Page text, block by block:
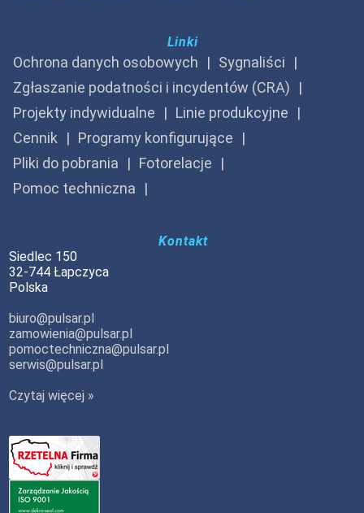
Linki
Ochrona danych osobowych
Sygnaliści
Zgłaszanie podatności i incydentów (CRA)
Projekty indywidualne
Linie produkcyjne
Cennik
Programy konfigurujące
Pliki do pobrania
Fotorelacje
Pomoc techniczna
Kontakt
Siedlec 150
32-744 Łapczyca
Polska
biuro@pulsar.pl
zamowienia@pulsar.pl
pomoctechniczna@pulsar.pl
serwis@pulsar.pl
Czytaj więcej »